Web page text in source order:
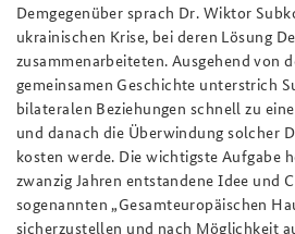
Demgegenüber sprach Dr. Wiktor
ukrainischen Krise, bei deren Lösung
zusammenarbeiteten. Ausgehend von
gemeinsamen Geschichte unterstrich
bilateralen Beziehungen schnell zu
und danach die Überwindung solcher
kosten werde. Die wichtigste Aufgabe
zwanzig Jahren entstandene Idee und
sogenannten „Gesamteuropäischen
sicherzustellen und nach Möglichkeit